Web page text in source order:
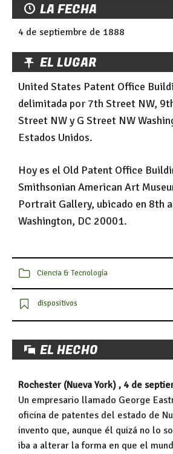
LA FECHA
4 de septiembre de 1888
EL LUGAR
United States Patent Office
delimitada por 7th Street NW,
Street NW y G Street NW
Estados Unidos.
Hoy es el Old Patent Office
Smithsonian American Art
Portrait Gallery, ubicado en 8th
Washington, DC 20001.
Ciencia & Tecnología
dispositivos
EL HECHO
Rochester (Nueva York) , 4 de
Un empresario llamado George
oficina de patentes del estado de
invento que, aunque él quizá no lo
iba a alterar la forma en que el